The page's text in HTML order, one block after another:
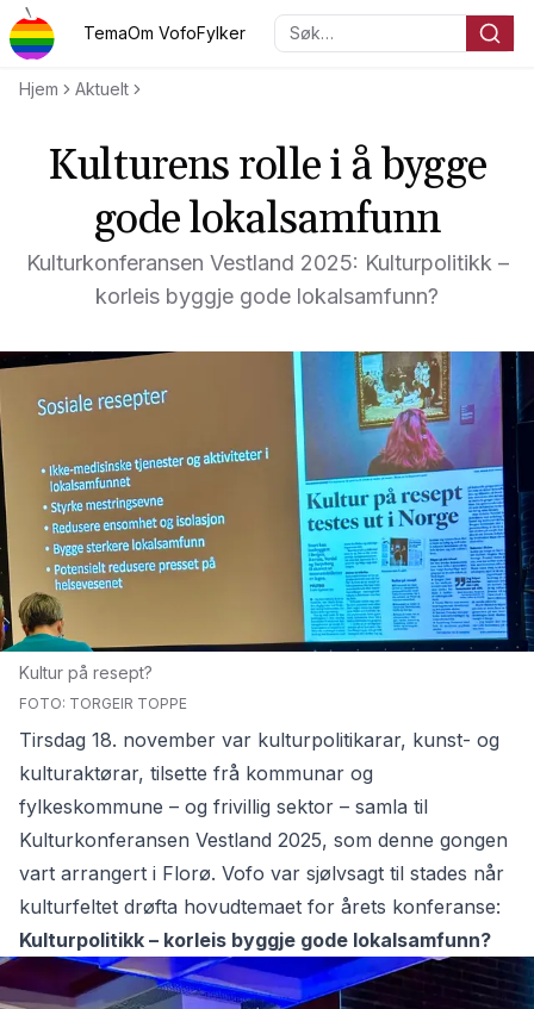
Hopp til hovedinnholdet
Voksenopplæringsforbundet
TemaOm VofoFylker Søk…
Hjem Aktuelt
Kulturens rolle i å bygge
gode lokalsamfunn
Kulturkonferansen Vestland 2025: Kulturpolitikk –
korleis byggje gode lokalsamfunn?
Kultur på resept?
FOTO: TORGEIR TOPPE
Tirsdag 18. november var kulturpolitikarar, kunst- og
kulturaktørar, tilsette frå kommunar og
fylkeskommune – og frivillig sektor – samla til
Kulturkonferansen Vestland 2025, som denne gongen
vart arrangert i Florø. Vofo var sjølvsagt til stades når
kulturfeltet drøfta hovudtemaet for årets konferanse:
Kulturpolitikk – korleis byggje gode lokalsamfunn?